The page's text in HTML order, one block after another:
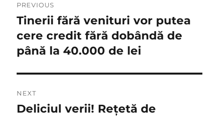
în
articole
PREVIOUS
Previous
post:
Tinerii fără venituri vor putea
cere credit fără dobândă de
până la 40.000 de lei
NEXT
Next
Deliciul verii! Rețetă de